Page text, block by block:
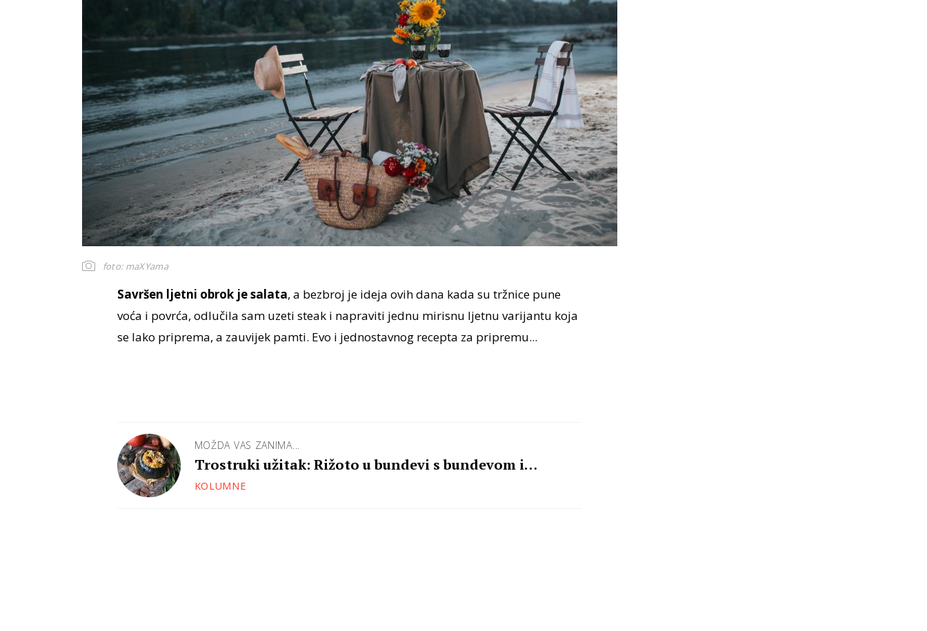
foto: maXYama
Savršen ljetni obrok je salata, a bezbroj je ideja ovih dana kada su tržnice pune
voća i povrća, odlučila sam uzeti steak i napraviti jednu mirisnu ljetnu varijantu koja
se lako priprema, a zauvijek pamti. Evo i jednostavnog recepta za pripremu...
MOŽDA VAS ZANIMA...
Trostruki užitak: Rižoto u bundevi s bundevom i
kobasicom
KOLUMNE